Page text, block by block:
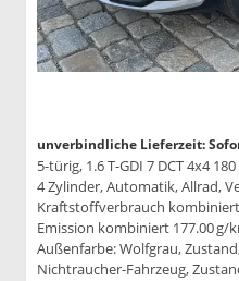
unverbindliche Lieferzeit:
5-türig, 1.6 T-GDI 7 DCT 4x4
4 Zylinder, Automatik, Allrad,
Kraftstoffverbrauch kombiniert
Emission kombiniert 177.00 g/
Außenfarbe: Wolfgrau,
Nichtraucher-Fahrzeug,